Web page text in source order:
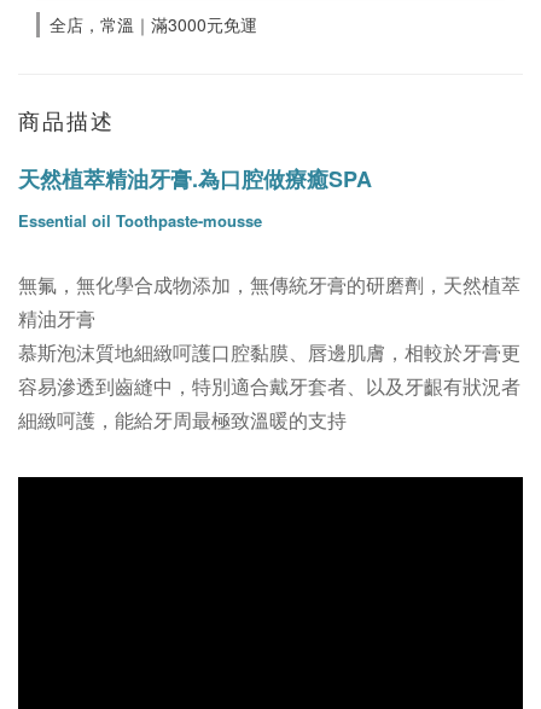
全店，常溫｜滿3000元免運
商品描述
天然植萃精油牙膏.為口腔做療癒SPA
Essential oil Toothpaste-mousse
無氟，無化學合成物添加，無傳統牙膏的研磨劑，天然植萃
精油牙膏
慕斯泡沫質地細緻呵護口腔黏膜、唇邊肌膚，相較於牙膏更
容易滲透到齒縫中，特別適合戴牙套者、以及牙齦有狀況者
細緻呵護，能給牙周最極致溫暖的支持